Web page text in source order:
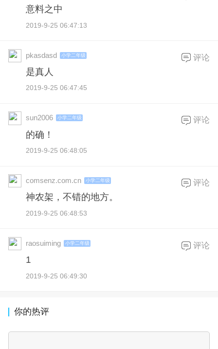
意料之中
2019-9-25 06:47:13
pkasdasd 小学二年级
是真人
2019-9-25 06:47:45
评论
sun2006 小学二年级
的确！
2019-9-25 06:48:05
评论
comsenz.com.cn 小学二年级
神农架，不错的地方。
2019-9-25 06:48:53
评论
raosuiming 小学二年级
1
2019-9-25 06:49:30
评论
你的热评